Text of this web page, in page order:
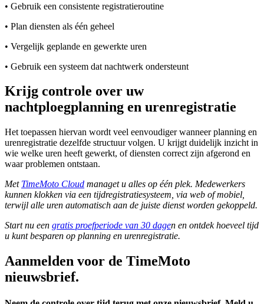
• Gebruik een consistente registratieroutine
• Plan diensten als één geheel
• Vergelijk geplande en gewerkte uren
• Gebruik een systeem dat nachtwerk ondersteunt
Krijg controle over uw
nachtploegplanning en urenregistratie
Het toepassen hiervan wordt veel eenvoudiger wanneer planning en
urenregistratie dezelfde structuur volgen. U krijgt duidelijk inzicht in
wie welke uren heeft gewerkt, of diensten correct zijn afgerond en
waar problemen ontstaan.
Met TimeMoto Cloud managet u alles op één plek. Medewerkers
kunnen klokken via een tijdregistratiesysteem, via web of mobiel,
terwijl alle uren automatisch aan de juiste dienst worden gekoppeld.
Start nu een gratis proefperiode van 30 dagen en ontdek hoeveel tijd
u kunt besparen op planning en urenregistratie.
Aanmelden voor de TimeMoto
nieuwsbrief.